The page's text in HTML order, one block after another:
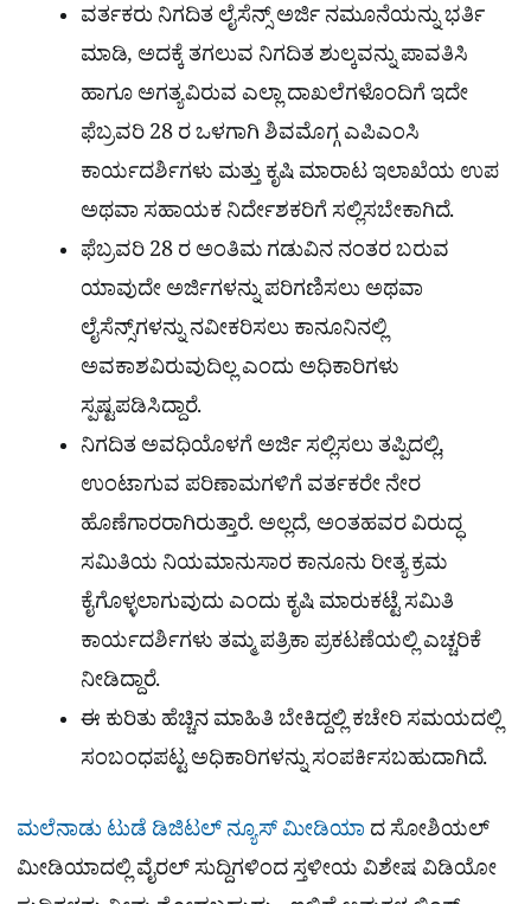
ವರ್ತಕರು ನಿಗದಿತ ಲೈಸೆನ್ಸ್ ಅರ್ಜಿ ನಮೂನೆಯನ್ನು ಭರ್ತಿ
ಮಾಡಿ, ಅದಕ್ಕೆ ತಗಲುವ ನಿಗದಿತ ಶುಲ್ಕವನ್ನು ಪಾವತಿಸಿ
ಹಾಗೂ ಅಗತ್ಯವಿರುವ ಎಲ್ಲಾ ದಾಖಲೆಗಳೊಂದಿಗೆ ಇದೇ
ಫೆಬ್ರವರಿ 28 ರ ಒಳಗಾಗಿ ಶಿವಮೊಗ್ಗ ಎಪಿಎಂಸಿ
ಕಾರ್ಯದರ್ಶಿಗಳು ಮತ್ತು ಕೃಷಿ ಮಾರಾಟ ಇಲಾಖೆಯ ಉಪ
ಅಥವಾ ಸಹಾಯಕ ನಿರ್ದೇಶಕರಿಗೆ ಸಲ್ಲಿಸಬೇಕಾಗಿದೆ.
ಫೆಬ್ರವರಿ 28 ರ ಅಂತಿಮ ಗಡುವಿನ ನಂತರ ಬರುವ
ಯಾವುದೇ ಅರ್ಜಿಗಳನ್ನು ಪರಿಗಣಿಸಲು ಅಥವಾ
ಲೈಸೆನ್ಸ್‌ಗಳನ್ನು ನವೀಕರಿಸಲು ಕಾನೂನಿನಲ್ಲಿ
ಅವಕಾಶವಿರುವುದಿಲ್ಲ ಎಂದು ಅಧಿಕಾರಿಗಳು
ಸ್ಪಷ್ಟಪಡಿಸಿದ್ದಾರೆ.
ನಿಗದಿತ ಅವಧಿಯೊಳಗೆ ಅರ್ಜಿ ಸಲ್ಲಿಸಲು ತಪ್ಪಿದಲ್ಲಿ,
ಉಂಟಾಗುವ ಪರಿಣಾಮಗಳಿಗೆ ವರ್ತಕರೇ ನೇರ
ಹೊಣೆಗಾರರಾಗಿರುತ್ತಾರೆ. ಅಲ್ಲದೆ, ಅಂತಹವರ ವಿರುದ್ಧ
ಸಮಿತಿಯ ನಿಯಮಾನುಸಾರ ಕಾನೂನು ರೀತ್ಯ ಕ್ರಮ
ಕೈಗೊಳ್ಳಲಾಗುವುದು ಎಂದು ಕೃಷಿ ಮಾರುಕಟ್ಟೆ ಸಮಿತಿ
ಕಾರ್ಯದರ್ಶಿಗಳು ತಮ್ಮ ಪತ್ರಿಕಾ ಪ್ರಕಟಣೆಯಲ್ಲಿ ಎಚ್ಚರಿಕೆ
ನೀಡಿದ್ದಾರೆ.
ಈ ಕುರಿತು ಹೆಚ್ಚಿನ ಮಾಹಿತಿ ಬೇಕಿದ್ದಲ್ಲಿ ಕಚೇರಿ ಸಮಯದಲ್ಲಿ
ಸಂಬಂಧಪಟ್ಟ ಅಧಿಕಾರಿಗಳನ್ನು ಸಂಪರ್ಕಿಸಬಹುದಾಗಿದೆ.
ಮಲೆನಾಡು ಟುಡೆ ಡಿಜಿಟಲ್ ನ್ಯೂಸ್ ಮೀಡಿಯಾ ದ ಸೋಶಿಯಲ್​
ಮೀಡಿಯಾದಲ್ಲಿ ವೈರಲ್​ ಸುದ್ದಿಗಳಿಂದ ಸ್ತಳೀಯ ವಿಶೇಷ ವಿಡಿಯೋ